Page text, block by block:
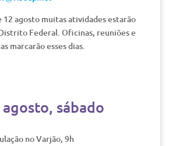
12 agosto muitas atividades estarão
Federal. Oficinas, reuniões e
marcarão esses dias.
sábado
no Varjão, 9h